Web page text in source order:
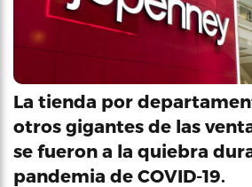
La tienda por
otros gigantes de las
se fueron a la quiebra
pandemia de COVID-19.